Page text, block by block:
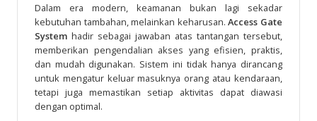
Dalam era modern, keamanan bukan lagi sekadar
kebutuhan tambahan, melainkan keharusan.Access Gate
System hadir sebagai jawaban atas tantangan tersebut,
memberikan pengendalian akses yang efisien, praktis,
dan mudah digunakan. Sistem ini tidak hanya dirancang
untuk mengatur keluar masuknya orang atau kendaraan,
tetapi juga memastikan setiap aktivitas dapat diawasi
dengan optimal.